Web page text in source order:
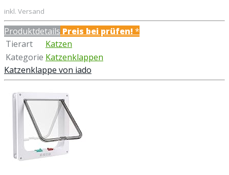
inkl. Versand
Produktdetails Preis bei prüfen!*
Tierart
Katzen
Kategorie Katzenklappen
Katzenklappe von iado